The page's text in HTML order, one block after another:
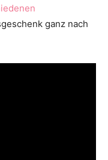
ganz nach